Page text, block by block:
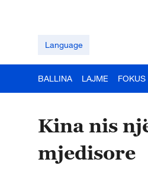
Language
BALLINA LAJME FOKUS
Kina nis
mjedisore